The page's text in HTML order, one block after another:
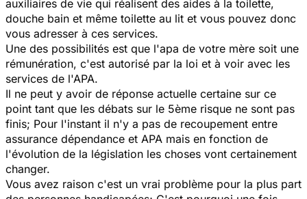
auxiliaires de vie qui réalisent des aides à la toilette,
douche bain et même toilette au lit et vous pouvez donc
vous adresser à ces services.
Une des possibilités est que l'apa de votre mère soit une
rémunération, c'est autorisé par la loi et à voir avec les
services de l'APA.
Il ne peut y avoir de réponse actuelle certaine sur ce
point tant que les débats sur le 5ème risque ne sont pas
finis; Pour l'instant il n'y a pas de recoupement entre
assurance dépendance et APA mais en fonction de
l'évolution de la législation les choses vont certainement
changer.
Vous avez raison c'est un vrai problème pour la plus part